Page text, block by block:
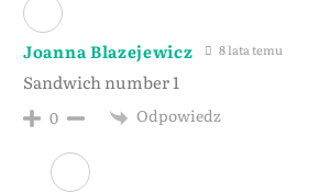
Joanna Blazejewicz 8 lata temu
Sandwich number 1
0 Odpowiedz